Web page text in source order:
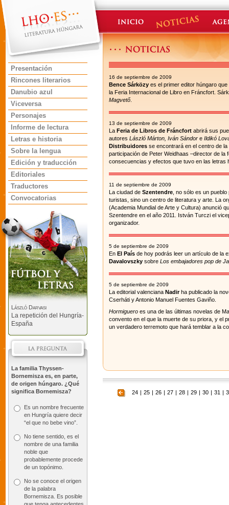
Presentación
Rincones literarios
Danubio azul
Viceversa
Personajes
Informe de lectura
Letras e historia
Sobre la lengua
Edición y traducción
Editoriales
Traductores
Convocatorias
László Darvasi
La repetición del Hungría-
España
La familia Thyssen-
Bornemisza es, en parte,
de origen húngaro. ¿Qué
significa Bornemisza?
Es un nombre frecuente
en Hungría quiere decir
“el que no bebe vino”.
No tiene sentido, es el
nombre de una familia
noble que
probablemente procede
de un topónimo.
No se conoce el origen
de la palabra
Bornemisza. Es posible
16 de septiembre de 2009
Bence Sárközy es el primer editor húngaro
la Feria Internacional de Libro en Fráncfort.
Magvető
13 de septiembre de 2009
La Feria de Libros de Fráncfort abrirá sus
autores László Márton, Iván Sándor e Ildikó
Distribuidores se encontrará en el centro de
participación de Peter Weidhaas –director de
consecuencias y efectos que tuvo en las letras
11 de septiembre de 2009
La ciudad de Szentendre , no sólo es un
turistas, sino un centro de literatura y arte. La
(Academia Mundial de Arte y Cultura) anunció
Szentendre en el año 2011. István Turczi el
organizador.
5 de septiembre de 2009
En El País de hoy podrás leer un artículo de la
Davalovszky sobre Los embajadores pop de
5 de septiembre de 2009
La editorial valenciana Nadirha publicado la
Cserháti y Antonio Manuel Fuentes Gaviño.
Hormiguero es una de las últimas novelas de
convento en el que la muerte de su priora, y el
un verdadero terremoto que hará temblar a la
24 | 25 | 26 | 27 | 28 | 29 | 30 | 31 |